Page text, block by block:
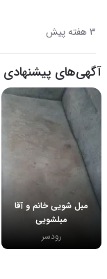
۳ هفته پیش
آگهی‌های
مبل شویی خانم و آقا
مبلشویی
رودسر